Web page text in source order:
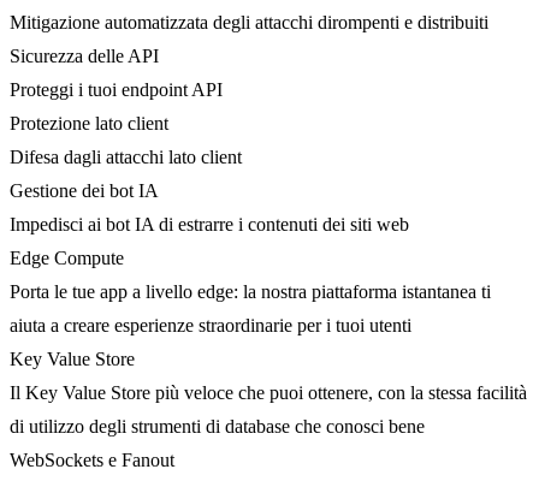
Mitigazione automatizzata degli attacchi dirompenti e distribuiti
Sicurezza delle API
Proteggi i tuoi endpoint API
Protezione lato client
Difesa dagli attacchi lato client
Gestione dei bot IA
Impedisci ai bot IA di estrarre i contenuti dei siti web
Edge Compute
Porta le tue app a livello edge: la nostra piattaforma istantanea ti
aiuta a creare esperienze straordinarie per i tuoi utenti
Key Value Store
Il Key Value Store più veloce che puoi ottenere, con la stessa facilità
di utilizzo degli strumenti di database che conosci bene
WebSockets e Fanout